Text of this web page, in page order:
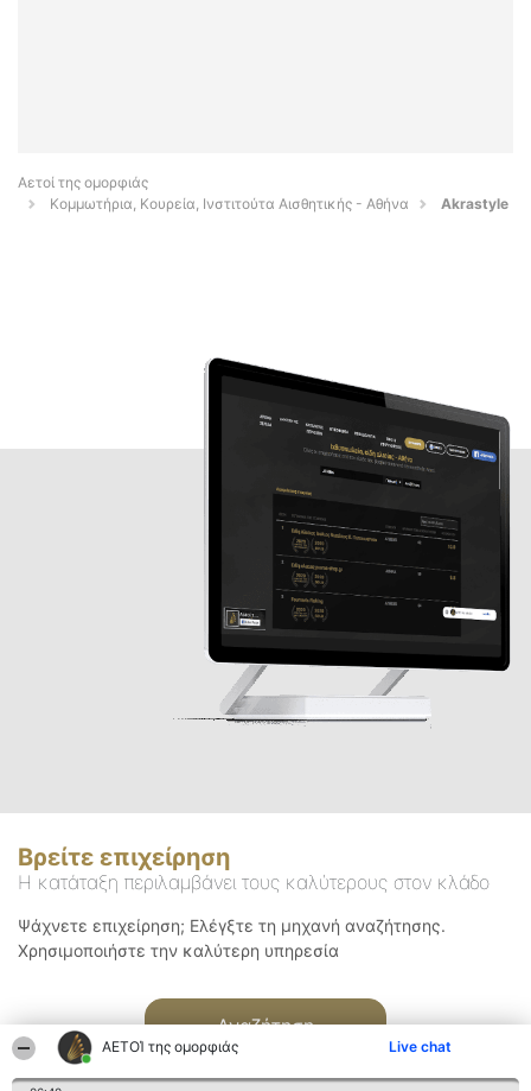
ΑΕΤΟΊ της ομορφιάς Live chat
Αετοί της ομορφιάς
Κομμωτήρια, Κουρεία, Ινστιτούτα Αισθητικής - Αθήνα
Akrastyle
Βρείτε επιχείρηση
Η κατάταξη περιλαμβάνει τους καλύτερους στον κλάδο
Ψάχνετε επιχείρηση; Ελέγξτε τη μηχανή αναζήτησης.
Χρησιμοποιήστε την καλύτερη υπηρεσία
Αναζήτηση